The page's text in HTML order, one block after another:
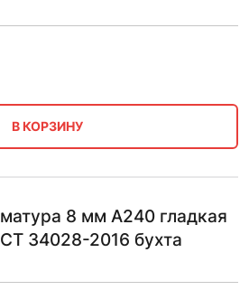
В КОРЗИНУ
8 мм А240 гладкая
34028-2016 бухта